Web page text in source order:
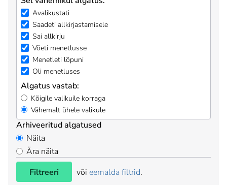
Avalikustati
Saadeti allkirjastamisele
Sai allkirju
Võeti menetlusse
Menetleti lõpuni
Oli menetluses
Algatus vastab:
Kõigile valikuile korraga
Vähemalt ühele valikule
Arhiveeritud algatused
Näita
Ära näita
Filtreeri
või eemalda filtrid.